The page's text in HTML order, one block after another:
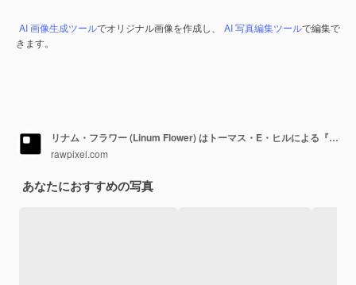
AI 画像生成ツールでオリジナル画像を作成し、 AI 写真編集ツールで編集で
きます。
リナム・フラワー (Linum Flower) はトーマス・E・ヒルによる『独立への開いた扉』 (The Open Door to Independence) の原版からデジタル化された水彩画です
rawpixel.com
あなたにおすすめの写真